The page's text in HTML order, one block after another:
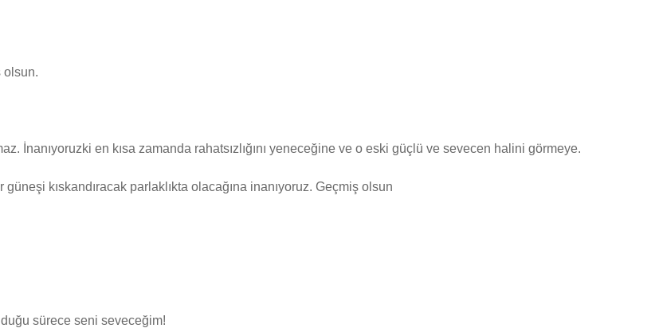
olsun.
İnanıyoruzki en kısa zamanda rahatsızlığını yeneceğine ve o eski güçlü ve sevecen halini görmeye.
kıskandıracak parlaklıkta olacağına inanıyoruz. Geçmiş olsun
sürece seni seveceğim!